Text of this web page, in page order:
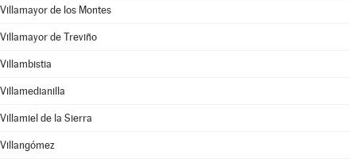
Villamayor de los Montes
Villamayor de Treviño
Villambistia
Villamedianilla
Villamiel de la Sierra
Villangómez